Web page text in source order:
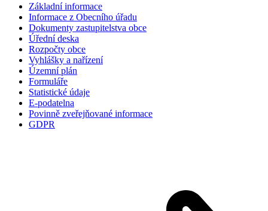
Základní informace
Informace z Obecního úřadu
Dokumenty zastupitelstva obce
Úřední deska
Rozpočty obce
Vyhlášky a nařízení
Územní plán
Formuláře
Statistické údaje
E-podatelna
Povinně zveřejňované informace
GDPR